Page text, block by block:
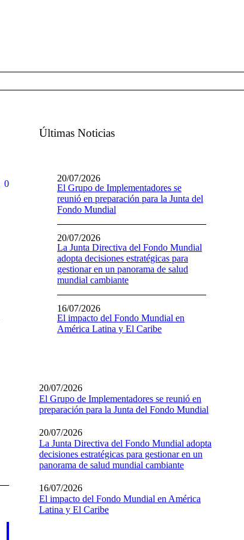
0
Últimas Noticias
El Grupo de Implementadores se
reunió en preparación para la Junta del
Fondo Mundial
20/07/2026
La Junta Directiva del Fondo Mundial
adopta decisiones estratégicas para
gestionar en un panorama de salud
mundial cambiante
20/07/2026
El impacto del Fondo Mundial en
América Latina y El Caribe
16/07/2026
20/07/2026
El Grupo de Implementadores se reunió en
preparación para la Junta del Fondo Mundial
20/07/2026
La Junta Directiva del Fondo Mundial adopta
decisiones estratégicas para gestionar en un
panorama de salud mundial cambiante
16/07/2026
El impacto del Fondo Mundial en América
Latina y El Caribe